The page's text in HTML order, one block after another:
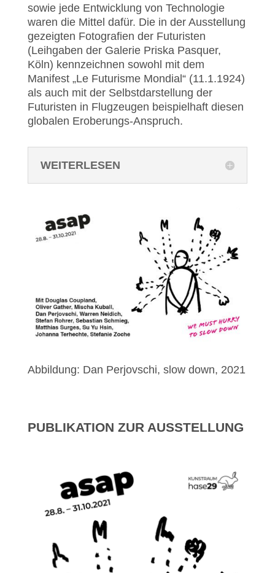
sowie jede Entwicklung von Technologie
waren die Mittel dafür. Die in der Ausstellung
gezeigten Fotografien der Futuristen
(Leihgaben der Galerie Priska Pasquer,
Köln) kennzeichnen sowohl mit dem
Manifest „Le Futurisme Mondial“ (11.1.1924)
als auch mit der Selbstdarstellung der
Futuristen in Flugzeugen beispielhaft diesen
globalen Eroberungs-Anspruch.
WEITERLESEN
Abbildung: Dan Perjovschi, slow down, 2021
PUBLIKATION ZUR AUSSTELLUNG